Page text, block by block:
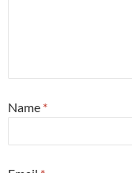
Name *